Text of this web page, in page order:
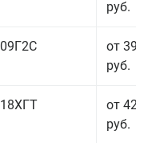
руб.
09Г2С
от 39
руб.
18ХГТ
от 42
руб.